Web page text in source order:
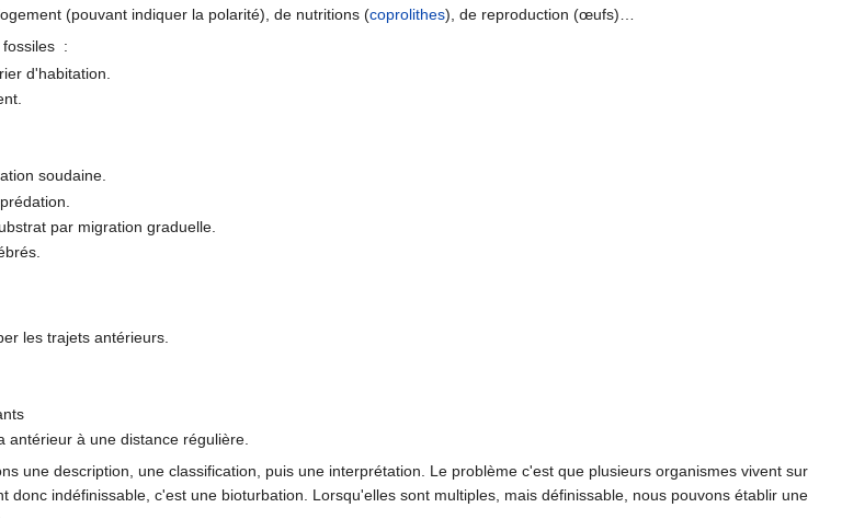
(pouvant indiquer la polarité), de nutritions (coprolithes), de reproduction (œufs)…
fossiles :
d'habitation.
soudaine.
par migration graduelle.
les trajets antérieurs.
antérieur à une distance régulière.
une description, une classification, puis une interprétation. Le problème c'est que plusieurs organismes vivent sur
donc indéfinissable, c'est une bioturbation. Lorsqu'elles sont multiples, mais définissable, nous pouvons établir une